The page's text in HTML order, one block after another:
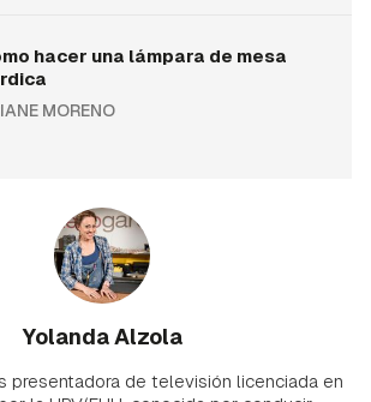
hacer una lámpara de mesa
MORENO
Yolanda Alzola
presentadora de televisión licenciada en